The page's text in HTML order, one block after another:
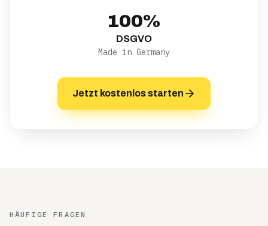
100%
DSGVO
Made in Germany
Jetzt kostenlos starten
HÄUFIGE FRAGEN